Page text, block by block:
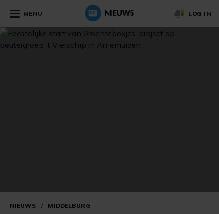
MENU LOG IN
NIEUWS / MIDDELBURG